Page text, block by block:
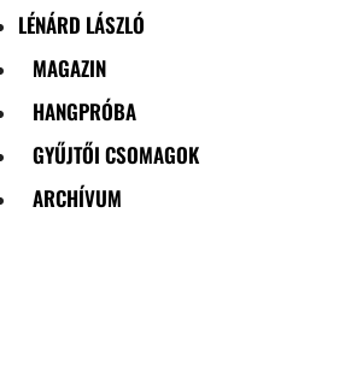
LÉNÁRD LÁSZLÓ
MAGAZIN
HANGPRÓBA
GYŰJTŐI CSOMAGOK
ARCHÍVUM